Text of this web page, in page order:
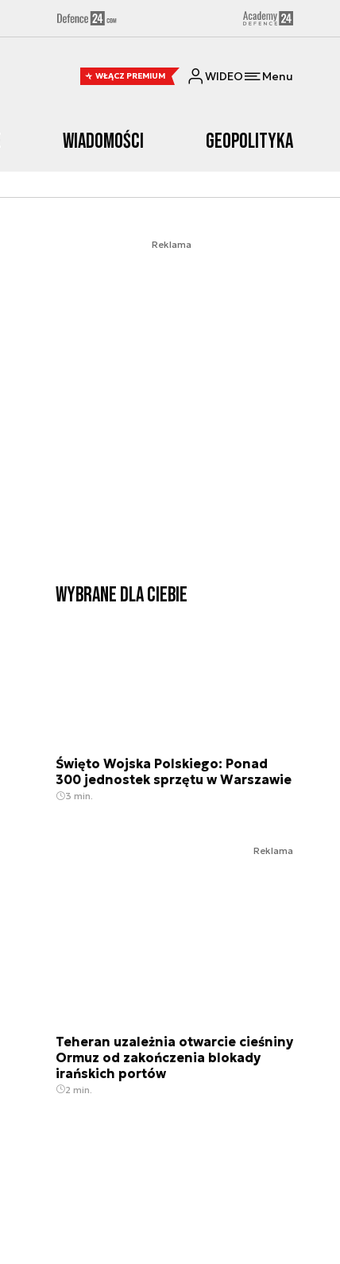
WŁĄCZ PREMIUM WIDEO Menu
Wiadomości Geopolityka
Reklama
Wybrane dla Ciebie
Święto Wojska Polskiego: Ponad
300 jednostek sprzętu w Warszawie
3 min.
Reklama
Teheran uzależnia otwarcie cieśniny
Ormuz od zakończenia blokady
irańskich portów
2 min.